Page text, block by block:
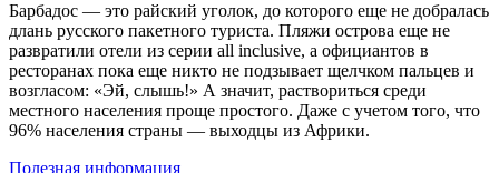
Барбадос — это райский уголок, до которого еще не добралась
длань русского пакетного туриста. Пляжи острова еще не
развратили отели из серии all inclusive, а официантов в
ресторанах пока еще никто не подзывает щелчком пальцев и
возгласом: «Эй, слышь!» А значит, раствориться среди
местного населения проще простого. Даже с учетом того, что
96% населения страны — выходцы из Африки.
Полезная информация